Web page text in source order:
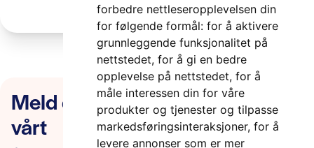
forbedre nettleseropplevelsen din
for følgende formål: for å aktivere
grunnleggende funksjonalitet på
nettstedet, for å gi en bedre
opplevelse på nettstedet, for å
måle interessen din for våre
produkter og tjenester og tilpasse
markedsføringsinteraksjoner, for å
levere annonser som er mer
Meld deg på nyhetsbrevet
vårt